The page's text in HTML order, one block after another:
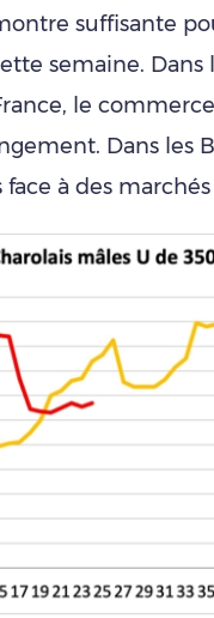
suffisante
semaine. Dans
le
Dans les
à des